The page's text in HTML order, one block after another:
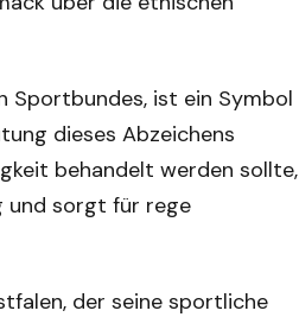
Sportbundes, ist ein Symbol
dieses Abzeichens
behandelt werden sollte,
und sorgt für rege
der seine sportliche